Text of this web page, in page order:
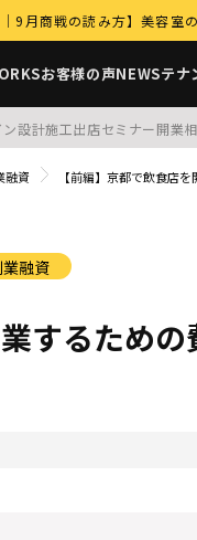
月商戦の読み方】美容室
お客様の声NEWSテナ
ン設計施工出店セミナー開業
融資 【前編】京都で飲食店
融資
するため